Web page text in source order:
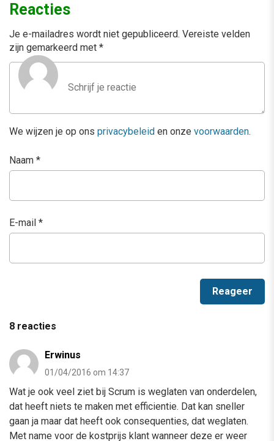
Reacties
Je e-mailadres wordt niet gepubliceerd. Vereiste velden
zijn gemarkeerd met *
We wijzen je op ons privacybeleid en onze voorwaarden.
Naam *
E-mail *
8 reacties
Erwinus
01/04/2016 om 14:37
Wat je ook veel ziet bij Scrum is weglaten van onderdelen,
dat heeft niets te maken met efficientie. Dat kan sneller
gaan ja maar dat heeft ook consequenties, dat weglaten.
Met name voor de kostprijs klant wanneer deze er weer